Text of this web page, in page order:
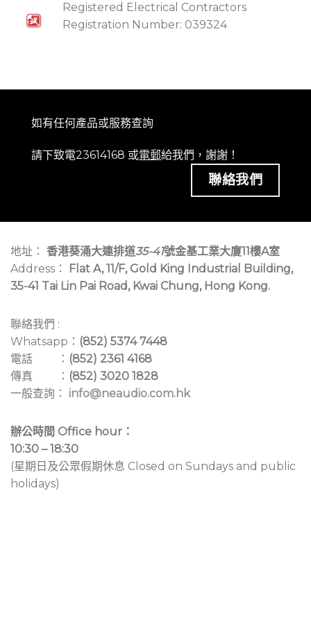
Registered Electrical Contractors
Registration Number: 039324
如有任何產品或服務查詢
請下致電23614168 或電郵給我們，謝謝！
聯絡我們
地址： 香港葵涌大連排道35-41號金基工業大廈11樓A室
Address：
Flat A, 11/F, Gold King Industrial Building,
35-41 Tai Lin Pai Road, Kwai Chung, Hong Kong.
聯絡我們 :
Whatsapp： (852) 5374 7448
電話 ： (852) 2361 4168
傳真 ： (852) 3020 1828
一般查詢： info@neaudio.com.hk
辦公時間 Office hour：
10:30 – 18:30
(星期日及公眾假期休息 Closed on Sundays and public
holidays)